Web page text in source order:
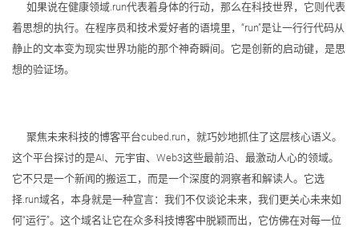
如果说在健康领域.run代表着身体的行动，那么在科技世界，它则代表
着思想的执行。在程序员和技术爱好者的语境里，“run”是让一行行代码从
静止的文本变为现实世界功能的那个神奇瞬间。它是创新的启动键，是思
想的验证场。
聚焦未来科技的博客平台cubed.run，就巧妙地抓住了这层核心语义。
这个平台探讨的是AI、元宇宙、Web3这些最前沿、最激动人心的领域。
它不只是一个新闻的搬运工，而是一个深度的洞察者和解读人。它选
择.run域名，本身就是一种宣言：我们不仅谈论未来，我们更关心未来如
何“运行”。这个域名让它在众多科技博客中脱颖而出，它仿佛在对每一位